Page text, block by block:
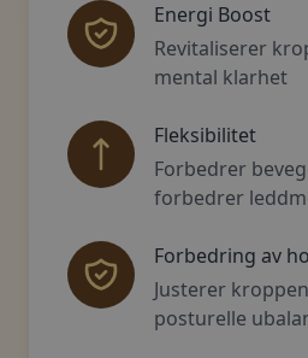
Energi Boost
Revitaliserer
mental klarhet
Fleksibilitet
Forbedrer
forbedrer
Forbedring av
Justerer
posturelle